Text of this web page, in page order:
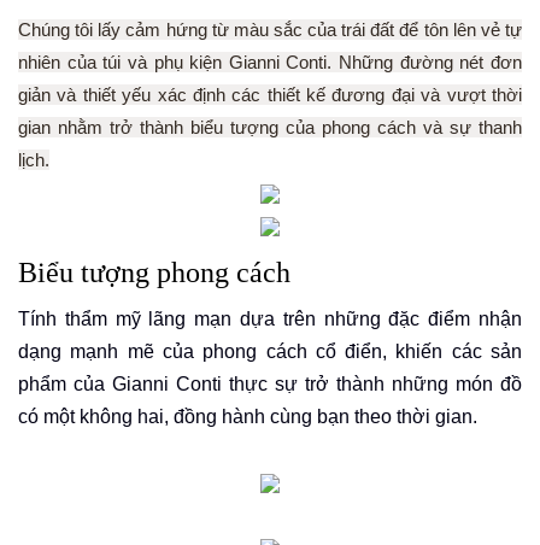
Chúng tôi lấy cảm hứng từ màu sắc của trái đất để tôn lên vẻ tự
nhiên của túi và phụ kiện Gianni Conti. Những đường nét đơn
giản và thiết yếu xác định các thiết kế đương đại và vượt thời
gian nhằm trở thành biểu tượng của phong cách và sự thanh
lịch.
Biểu tượng phong cách
Tính thẩm mỹ lãng mạn dựa trên những đặc điểm nhận
dạng mạnh mẽ của phong cách cổ điển, khiến các sản
phẩm của Gianni Conti thực sự trở thành những món đồ
có một không hai, đồng hành cùng bạn theo thời gian.